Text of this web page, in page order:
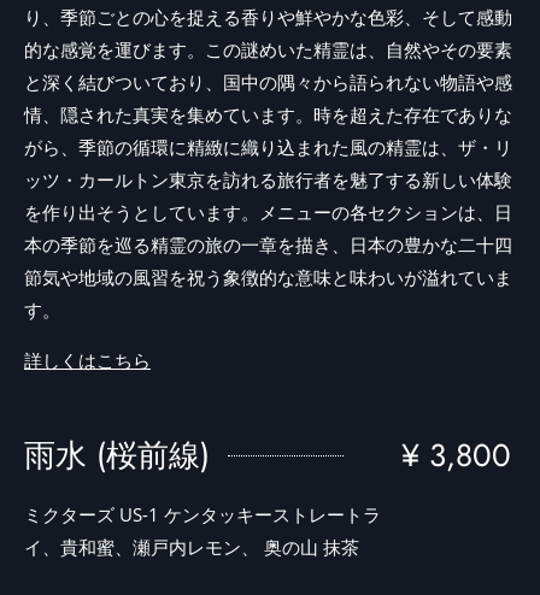
り、季節ごとの心を捉える香りや鮮やかな色彩、そして感動
的な感覚を運びます。この謎めいた精霊は、自然やその要素
と深く結びついており、国中の隅々から語られない物語や感
情、隠された真実を集めています。時を超えた存在でありな
がら、季節の循環に精緻に織り込まれた風の精霊は、ザ・リ
ッツ・カールトン東京を訪れる旅行者を魅了する新しい体験
を作り出そうとしています。メニューの各セクションは、日
本の季節を巡る精霊の旅の一章を描き、日本の豊かな二十四
節気や地域の風習を祝う象徴的な意味と味わいが溢れていま
す。
詳しくはこちら
雨水 (桜前線) ¥ 3,800
ミクターズ US-1 ケンタッキーストレートラ
イ、貴和蜜、瀬戸内レモン、 奥の山 抹茶